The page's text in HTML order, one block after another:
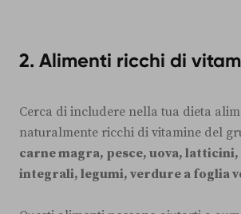
2. Alimenti ricchi di
Cerca di includere nella tua dieta
naturalmente ricchi di vitamine del
carne magra, pesce, uova,
integrali, legumi, verdure a foglia